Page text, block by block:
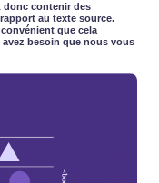
donc contenir des
au texte source.
que cela
besoin que nous vous